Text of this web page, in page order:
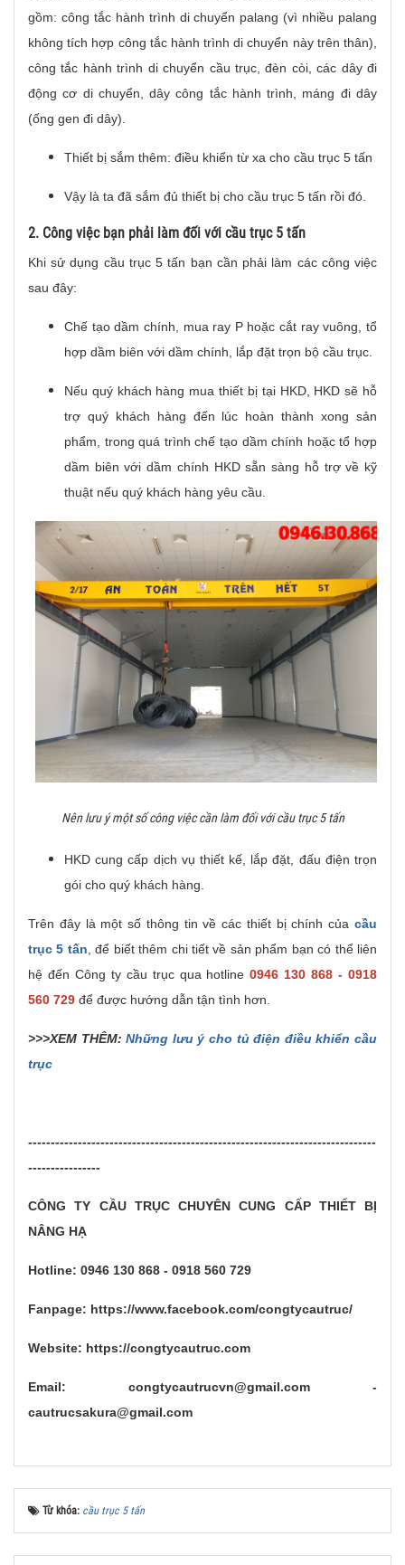
gồm: công tắc hành trình di chuyển palang (vì nhiều palang
không tích hợp công tắc hành trình di chuyển này trên thân),
công tắc hành trình di chuyển cầu trục, đèn còi, các dây đi
động cơ di chuyển, dây công tắc hành trình, máng đi dây
(ống gen đi dây).
Thiết bị sắm thêm: điều khiển từ xa cho cầu trục 5 tấn
Vậy là ta đã sắm đủ thiết bị cho cầu trục 5 tấn rồi đó.
2. Công việc bạn phải làm đối với cầu trục 5 tấn
Khi sử dụng cầu trục 5 tấn bạn cần phải làm các công việc
sau đây:
Chế tạo dầm chính, mua ray P hoặc cắt ray vuông, tổ
hợp dầm biên với dầm chính, lắp đặt trọn bộ cầu trục.
Nếu quý khách hàng mua thiết bị tại HKD, HKD sẽ hỗ
trợ quý khách hàng đến lúc hoàn thành xong sản
phẩm, trong quá trình chế tạo dầm chính hoặc tổ hợp
dầm biên với dầm chính HKD sẵn sàng hỗ trợ về kỹ
thuật nếu quý khách hàng yêu cầu.
Nên lưu ý một số công việc cần làm đối với cầu trục 5 tấn
HKD cung cấp dịch vụ thiết kế, lắp đặt, đấu điện trọn
gói cho quý khách hàng.
Trên đây là một số thông tin về các thiết bị chính của cầu
trục 5 tấn , để biết thêm chi tiết về sản phẩm bạn có thể liên
hệ đến Công ty cầu trục qua hotline0946 130 868 - 0918
560 729 để được hướng dẫn tận tình hơn.
>>>XEM THÊM:Những lưu ý cho tủ điện điều khiển cầu
trục
-----------------------------------------------------------------------------
----------------
CÔNG TY CẦU TRỤC CHUYÊN CUNG CẤP THIẾT BỊ
NÂNG HẠ
Hotline: 0946 130 868 - 0918 560 729
Fanpage: https://www.facebook.com/congtycautruc/
Website: https://congtycautruc.com
Email: congtycautrucvn@gmail.com -
cautrucsakura@gmail.com
Từ khóa: cầu trục 5 tấn